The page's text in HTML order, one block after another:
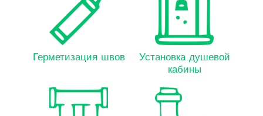
Герметизация швов
Установка душевой
кабины